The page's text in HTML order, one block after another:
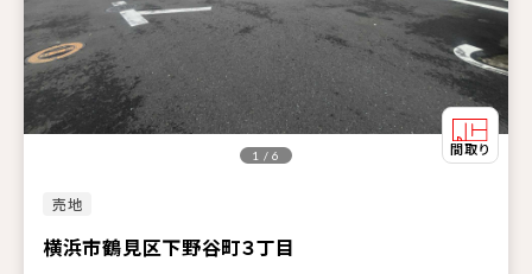
売地
横浜市鶴見区下野谷町３丁目
1 / 6